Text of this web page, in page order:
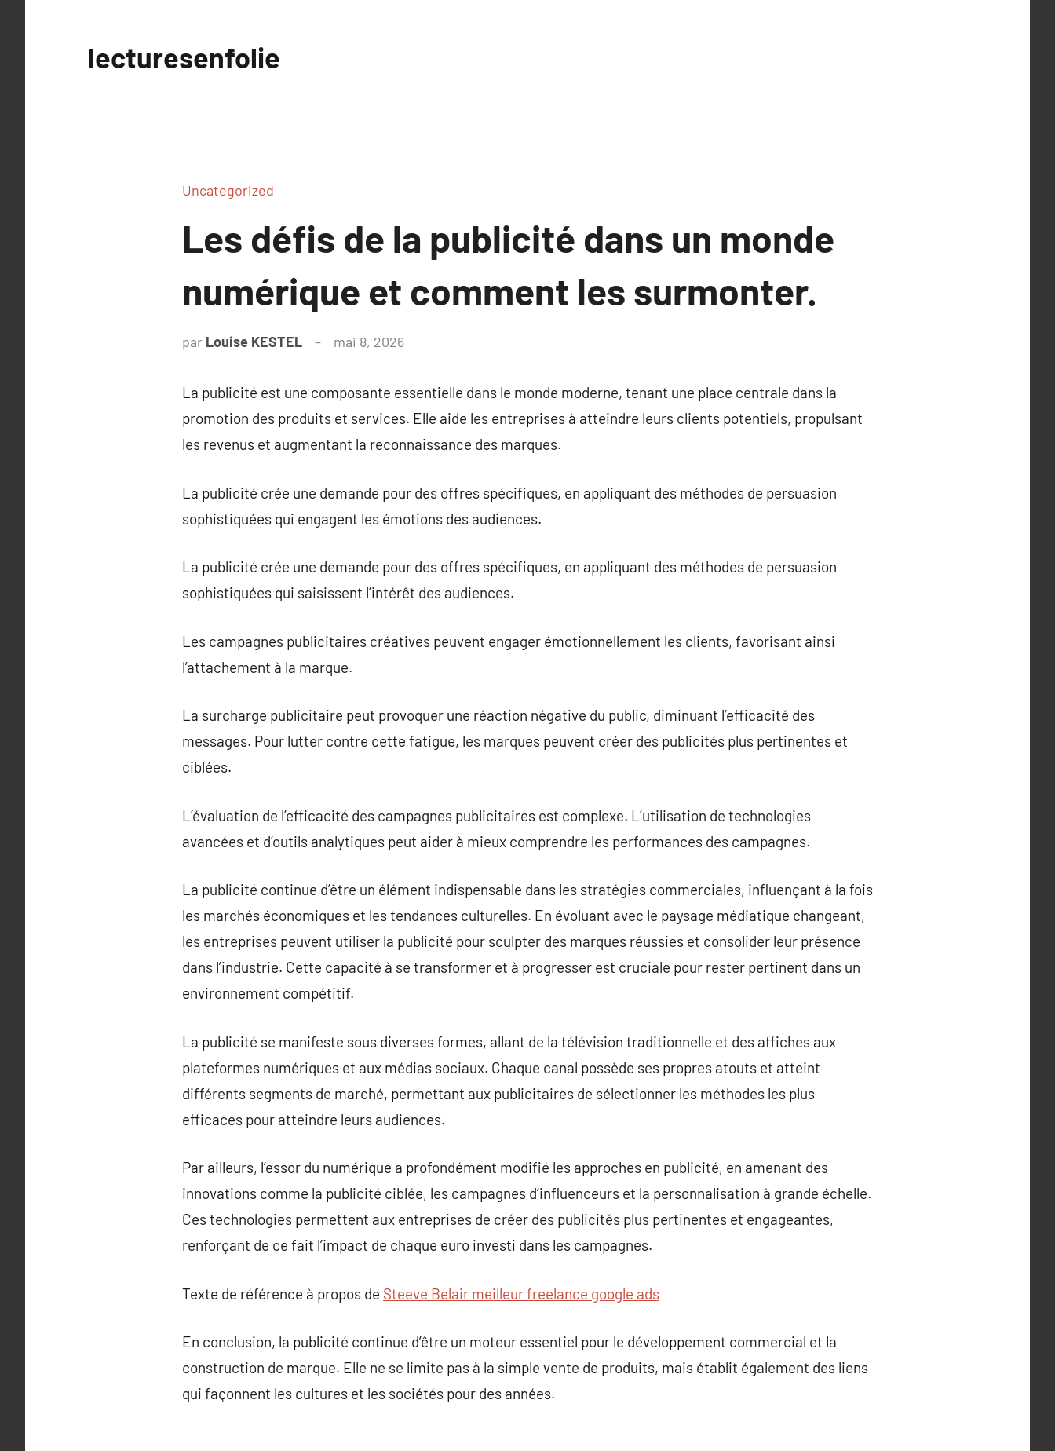
lecturesenfolie
Uncategorized
Les défis de la publicité dans un monde
numérique et comment les surmonter.
par Louise KESTEL mai 8, 2026
La publicité est une composante essentielle dans le monde moderne, tenant une place centrale dans la
promotion des produits et services. Elle aide les entreprises à atteindre leurs clients potentiels, propulsant
les revenus et augmentant la reconnaissance des marques.
La publicité crée une demande pour des offres spécifiques, en appliquant des méthodes de persuasion
sophistiquées qui engagent les émotions des audiences.
La publicité crée une demande pour des offres spécifiques, en appliquant des méthodes de persuasion
sophistiquées qui saisissent l’intérêt des audiences.
Les campagnes publicitaires créatives peuvent engager émotionnellement les clients, favorisant ainsi
l’attachement à la marque.
La surcharge publicitaire peut provoquer une réaction négative du public, diminuant l’efficacité des
messages. Pour lutter contre cette fatigue, les marques peuvent créer des publicités plus pertinentes et
ciblées.
L’évaluation de l’efficacité des campagnes publicitaires est complexe. L’utilisation de technologies
avancées et d’outils analytiques peut aider à mieux comprendre les performances des campagnes.
La publicité continue d’être un élément indispensable dans les stratégies commerciales, influençant à la fois
les marchés économiques et les tendances culturelles. En évoluant avec le paysage médiatique changeant,
les entreprises peuvent utiliser la publicité pour sculpter des marques réussies et consolider leur présence
dans l’industrie. Cette capacité à se transformer et à progresser est cruciale pour rester pertinent dans un
environnement compétitif.
La publicité se manifeste sous diverses formes, allant de la télévision traditionnelle et des affiches aux
plateformes numériques et aux médias sociaux. Chaque canal possède ses propres atouts et atteint
différents segments de marché, permettant aux publicitaires de sélectionner les méthodes les plus
efficaces pour atteindre leurs audiences.
Par ailleurs, l’essor du numérique a profondément modifié les approches en publicité, en amenant des
innovations comme la publicité ciblée, les campagnes d’influenceurs et la personnalisation à grande échelle.
Ces technologies permettent aux entreprises de créer des publicités plus pertinentes et engageantes,
renforçant de ce fait l’impact de chaque euro investi dans les campagnes.
Texte de référence à propos de Steeve Belair meilleur freelance google ads
En conclusion, la publicité continue d’être un moteur essentiel pour le développement commercial et la
construction de marque. Elle ne se limite pas à la simple vente de produits, mais établit également des liens
qui façonnent les cultures et les sociétés pour des années.